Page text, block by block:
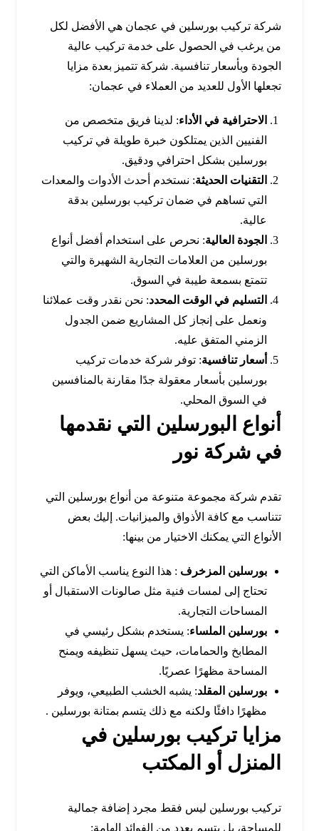
شركة تركيب بورسلين في عجمان هي الأفضل لكل
من يرغب في الحصول على خدمة تركيب عالية
الجودة وبأسعار تنافسية. شركة تتميز بعدة مزايا
تجعلها الأول للعديد من العملاء في عجمان:
الاحترافية في الأداء: لدينا فريق متخصص من
الفنيين الذين يمتلكون خبرة طويلة في تركيب
بورسلين بشكل احترافي ودقيق.
التقنيات الحديثة: نستخدم أحدث الأدوات والمعدات
التي تساهم في ضمان تركيب بورسلين بدقة
عالية.
الجودة العالية: نحرص على استخدام أفضل أنواع
بورسلين من العلامات التجارية الشهيرة والتي
تتمتع بسمعة طيبة في السوق.
التسليم في الوقت المحدد: نحن نقدر وقت عملائنا
ونعمل على إنجاز كل المشاريع ضمن الجدول
الزمني المتفق عليه.
أسعار تنافسية: توفر شركة خدمات تركيب
بورسلين بأسعار معقولة جدًا مقارنة بالمنافسين
في السوق المحلي.
أنواع البورسلين التي نقدمها
في شركة نور
تقدم شركة مجموعة متنوعة من أنواع بورسلين التي
تتناسب مع كافة الأذواق والميزانيات. إليك بعض
الأنواع التي يمكنك الاختيار من بينها:
بورسلين المزخرف : هذا النوع يناسب الأماكن التي
تحتاج إلى لمسات فنية مثل صالونات الاستقبال أو
المساحات التجارية.
بورسلين الملساء: يستخدم بشكل رئيسي في
المطابخ والحمامات، حيث يسهل تنظيفه ويمنح
المساحة مظهرًا عصريًا.
بورسلين المقلد: يشبه الخشب الطبيعي، ويوفر
مظهرًا دافئًا ولكنه مع ذلك يتسم بمتانة بورسلين .
مزايا تركيب بورسلين في
المنزل أو المكتب
تركيب بورسلين ليس فقط مجرد إضافة جمالية
للمساحة، بل يتسم بعدد من الفوائد الهامة: